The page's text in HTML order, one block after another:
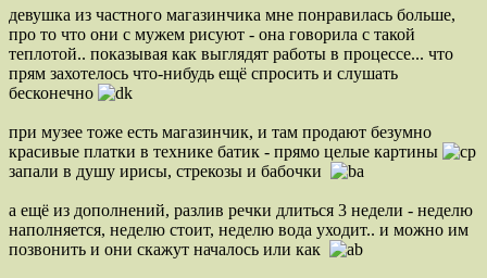
девушка из частного магазинчика мне понравилась больше,
про то что они с мужем рисуют - она говорила с такой
теплотой.. показывая как выглядят работы в процессе... что
прям захотелось что-нибудь ещё спросить и слушать
бесконечно
при музее тоже есть магазинчик, и там продают безумно
красивые платки в технике батик - прямо целые картины
запали в душу ирисы, стрекозы и бабочки
а ещё из дополнений, разлив речки длиться 3 недели - неделю
наполняется, неделю стоит, неделю вода уходит.. и можно им
позвонить и они скажут началось или как